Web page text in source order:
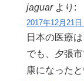
jaguar より:
2017年12月21
日本の医療
でも、夕張
康になった